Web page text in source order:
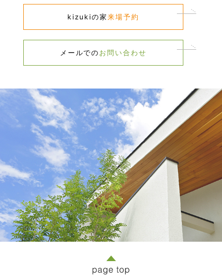
kizukiの家​来場予約​
メールでの​お問い合わせ​